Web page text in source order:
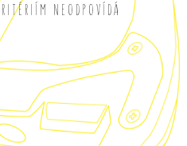
neodpovídá